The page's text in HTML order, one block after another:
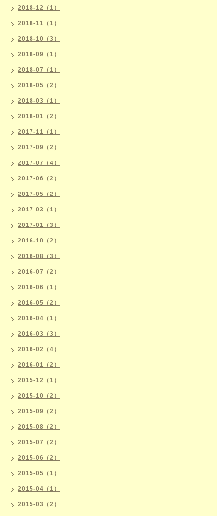
2018-12（1）
2018-11（1）
2018-10（3）
2018-09（1）
2018-07（1）
2018-05（2）
2018-03（1）
2018-01（2）
2017-11（1）
2017-09（2）
2017-07（4）
2017-06（2）
2017-05（2）
2017-03（1）
2017-01（3）
2016-10（2）
2016-08（3）
2016-07（2）
2016-06（1）
2016-05（2）
2016-04（1）
2016-03（3）
2016-02（4）
2016-01（2）
2015-12（1）
2015-10（2）
2015-09（2）
2015-08（2）
2015-07（2）
2015-06（2）
2015-05（1）
2015-04（1）
2015-03（2）